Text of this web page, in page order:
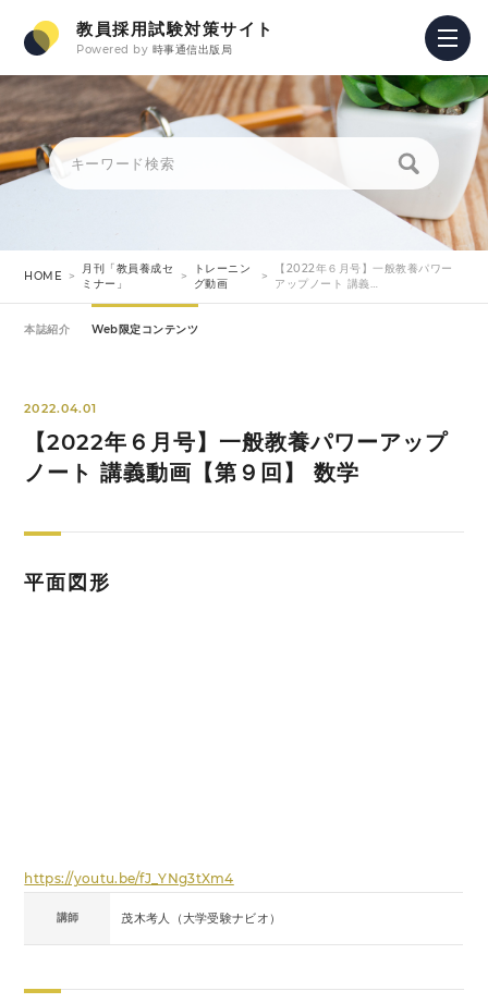
教員採用試験対策サイト
Powered by 時事通信出版局
HOME
月刊「教員養成セ
ミナー」
トレーニン
グ動画
【2022年６月号】一般教養パワー
アップノート 講義…
本誌紹介 Web限定コンテンツ
2022.04.01
【2022年６月号】一般教養パワーアップ
ノート 講義動画【第９回】 数学
平面図形
https://youtu.be/fJ_YNg3tXm4
講師 茂木考人（大学受験ナビオ）